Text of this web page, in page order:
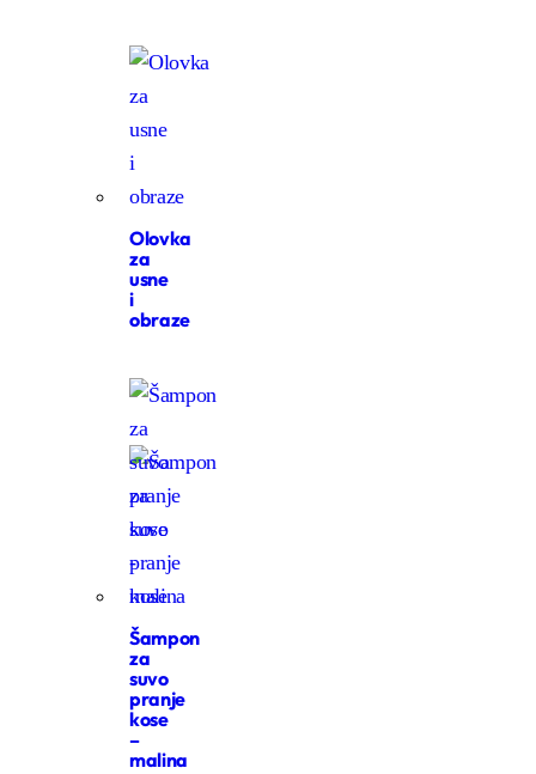
Olovka
za
usne
i
obraze
Šampon
za
suvo
pranje
kose
–
malina